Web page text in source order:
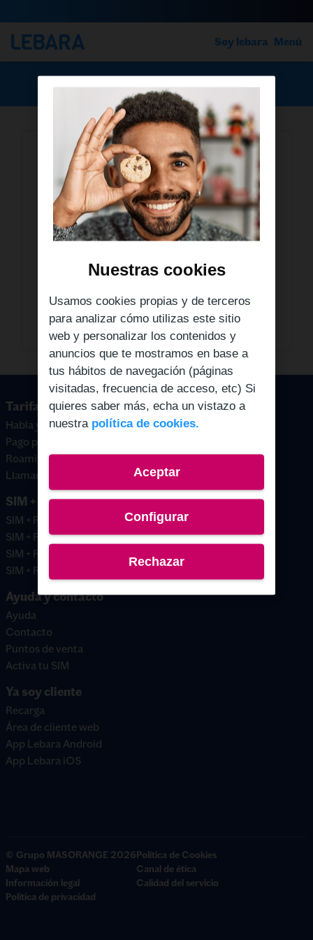
Soy lebara Menú
› ¿Cómo solicito el Adelanto de Saldo?
¿Cómo solicito el adelanto de
saldo si cumplo con las
condiciones?
"ANTICIPO" una vez que hayas recibido el
saldo.
Mas informaciónAquí.
Tarifas prepago
Habla y navega
Pago por uso
Roaming
Llamadas internacionales
SIM + Saldo
SIM + Recarga 10€
SIM + Recarga 15€
SIM + Recarga 20€
SIM + Recarga 30€
Ayuda y contacto
Ayuda
Contacto
Puntos de venta
Activa tu SIM
Ya soy cliente
Recarga
Área de cliente web
App Lebara Android
App Lebara iOS
© Grupo MASORANGE 2026
Mapa web
Información legal
Política de privacidad
Política de Cookies
Canal de ética
Calidad del servicio
Nuestras cookies
Usamos cookies propias y de terceros
para analizar cómo utilizas este sitio
web y personalizar los contenidos y
anuncios que te mostramos en base a
tus hábitos de navegación (páginas
visitadas, frecuencia de acceso, etc) Si
quieres saber más, echa un vistazo a
nuestra política de cookies.
Rechazar
Aceptar
Configurar